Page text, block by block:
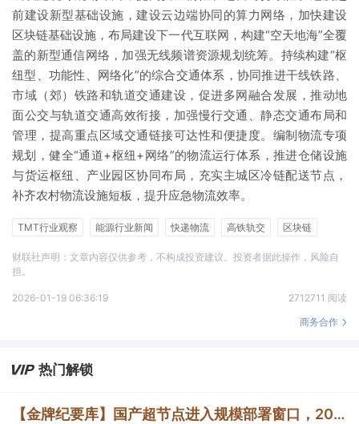
前建设新型基础设施，建设云边端协同的算力网络，加快建设
区块链基础设施，布局建设下一代互联网，构建“空天地海”全覆
盖的新型通信网络，加强无线频谱资源规划统筹。持续构建“枢
纽型、功能性、网络化”的综合交通体系，协同推进干线铁路、
市域（郊）铁路和轨道交通建设，促进多网融合发展，推动地
面公交与轨道交通高效衔接，加强慢行交通、静态交通布局和
管理，提高重点区域交通链接可达性和便捷度。编制物流专项
规划，健全“通道+枢纽+网络”的物流运行体系，推进仓储设施
与货运枢纽、产业园区协同布局，充实主城区冷链配送节点，
补齐农村物流设施短板，提升应急物流效率。
TMT行业观察 能源行业新闻 快递物流 高铁轨交
区块链
财联社声明：文章内容仅供参考，不构成投资建议。投资者据此操作，风险自
担。
2026-01-19 06:36:19
2712711 阅读
商务合作
热门解锁
【金牌纪要库】国产超节点进入规模部署窗口，2027年出货量有望提升至600-1200套，晶圆制造、先进封装可能成为决定出货增速的关键环节